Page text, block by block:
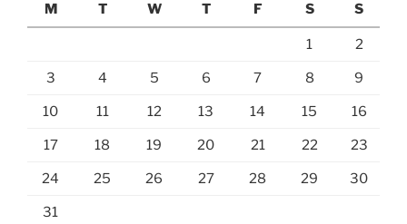
M
T W T F S S
1 2
3 4 5 6 7 8 9
10 11 12 13 14 15 16
17 18 19 20 21 22 23
24 25 26 27 28 29 30
31